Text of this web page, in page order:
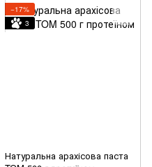
−17%
3
Натуральна арахісова паста